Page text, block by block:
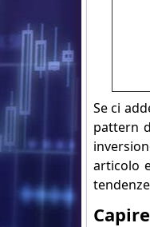
Se ci
pattern
articolo